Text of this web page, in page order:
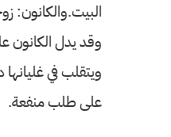
البيت.والكانون:
وقد يدل الكانون
ويتقلب في
على طلب منفعة.